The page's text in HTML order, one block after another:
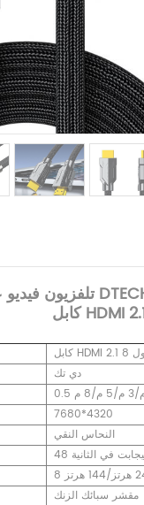
دي تك
7680*4320
النحاس النقي
جيجابت في الثانية
مقشر سبائك الزنك